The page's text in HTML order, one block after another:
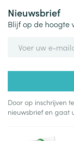
Nieuwsbrief
Blijf op de hoogte
Door op inschrijven
nieuwsbrief en gaat